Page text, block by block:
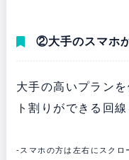
②大手のスマホ
大手の高いプラン
ト割りができる回
-スマホの方は左右にスクロ